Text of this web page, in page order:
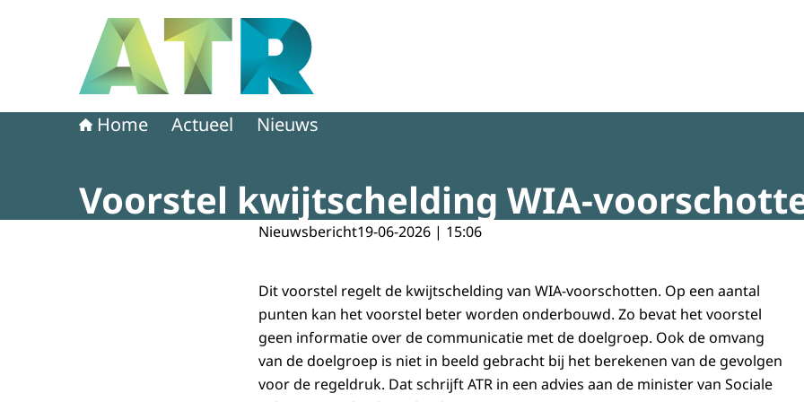
Home Actueel Nieuws
Voorstel kwijtschelding WIA-
Nieuwsbericht19-06-2026 | 15:06
Dit voorstel regelt de kwijtschelding van WIA-voorschotten. Op een aantal
punten kan het voorstel beter worden onderbouwd. Zo bevat het voorstel
geen informatie over de communicatie met de doelgroep. Ook de omvang
van de doelgroep is niet in beeld gebracht bij het berekenen van de gevolgen
voor de regeldruk. Dat schrijft ATR in een advies aan de minister van Sociale